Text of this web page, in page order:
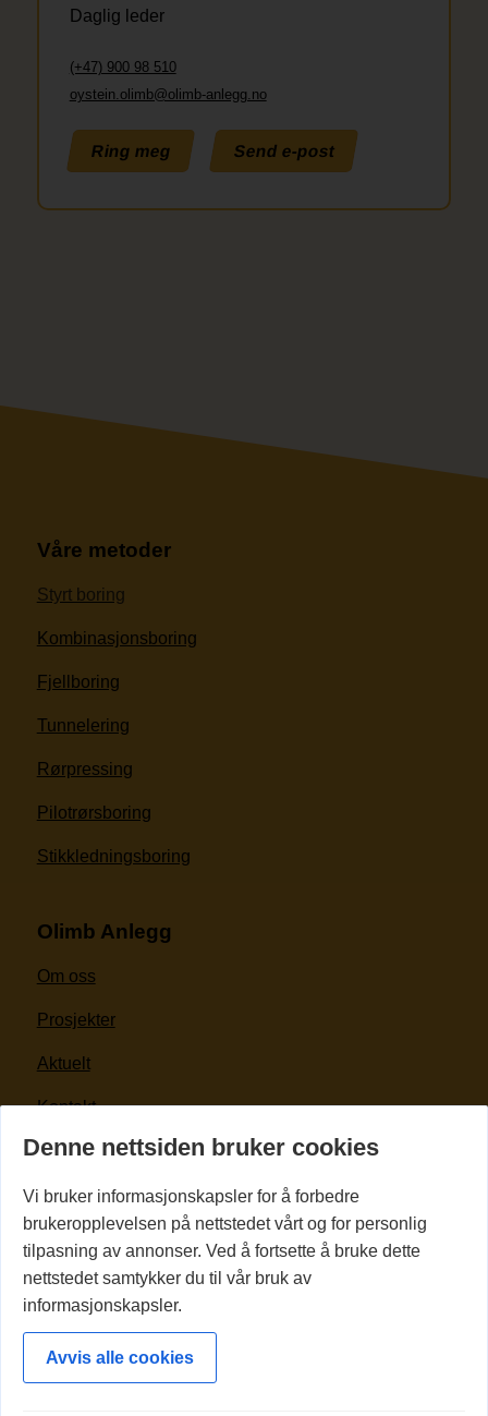
Daglig leder
(+47) 900 98 510
oystein.olimb@olimb-anlegg.no
Ring meg Send e-post
Kontakt oss
(+47) 69 28 10 00
post@olimb-anlegg.no
Sarpsborgveien 115, 1640 Råde
Våre metoder
Styrt boring
Kombinasjonsboring
Fjellboring
Tunnelering
Rørpressing
Pilotrørsboring
Stikkledningsboring
Olimb Anlegg
Om oss
Prosjekter
Aktuelt
Kontakt
For kunder og leverandører
Denne nettsiden bruker cookies
Vi bruker informasjonskapsler for å forbedre
brukeropplevelsen på nettstedet vårt og for personlig
tilpasning av annonser. Ved å fortsette å bruke dette
nettstedet samtykker du til vår bruk av
informasjonskapsler.
Avvis alle cookies